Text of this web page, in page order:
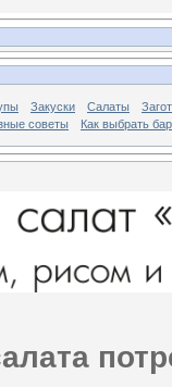
Закуски Салаты
советы Как выбрать